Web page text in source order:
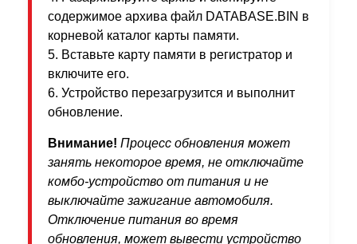
содержимое архива файл DATABASE.BIN в
корневой каталог карты памяти.
5. Вставьте карту памяти в регистратор и
включите его.
6. Устройство перезагрузится и выполнит
обновление.
Внимание! Процесс обновления может
занять некоторое время, не отключайте
комбо-устройство от питания и не
выключайте зажигание автомобиля.
Отключение питания во время
обновления, может вывести устройство